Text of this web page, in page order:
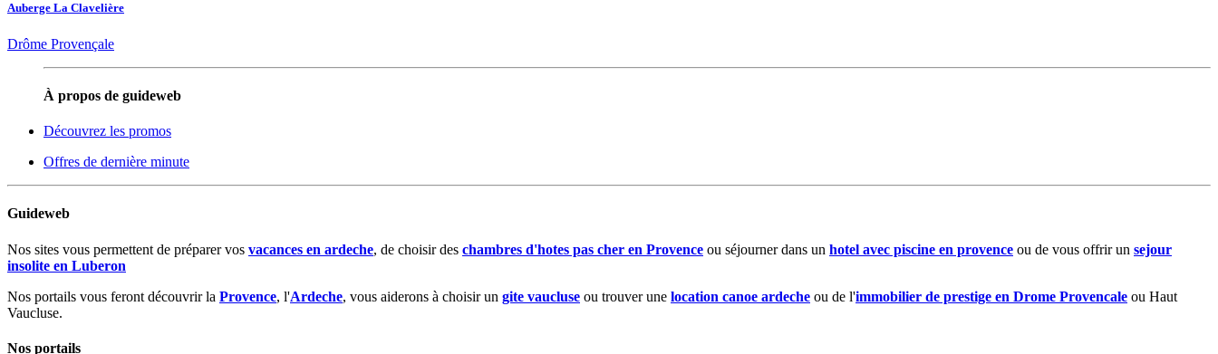
Auberge La Clavelière
Drôme Provençale
À propos de guideweb
Découvrez les promos
Offres de dernière minute
Guideweb
Nos sites vous permettent de préparer vos vacances en ardeche, de choisir des chambres d'hotes pas cher en Provence ou séjourner dans un hotel avec piscine en provence ou de vous offrir un sejour
insolite en Luberon
Nos portails vous feront découvrir la Provence, l'Ardeche, vous aiderons à choisir un gite vaucluse ou trouver une location canoe ardeche ou de l'immobilier de prestige en Drome Provencale ou Haut
Vaucluse.
Nos portails